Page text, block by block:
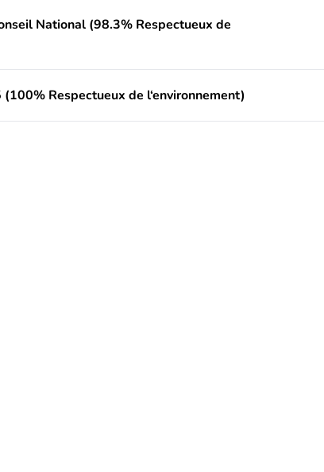
National (98.3% Respectueux de
Respectueux de l‘environnement)